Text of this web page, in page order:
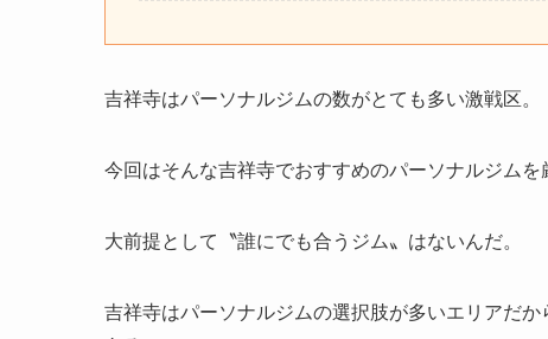
吉祥寺はパーソナルジムの数がとても多い激戦区。
今回はそんな吉祥寺でおすすめのパーソナルジムを
大前提として〝誰にでも合うジム〟はないんだ。
吉祥寺はパーソナルジムの選択肢が多いエリアだ